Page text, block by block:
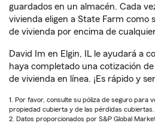
guardados en un almacén. Cada
vivienda eligen a State Farm como
de vivienda por encima de
David Im en Elgin, IL le ayudará a
haya completado una cotización
de vivienda en línea. ¡Es rápido y
1. Por favor, consulte su póliza de seguro para
propiedad cubierta y de las pérdidas cubiertas.
2. Datos proporcionados por S&P Global